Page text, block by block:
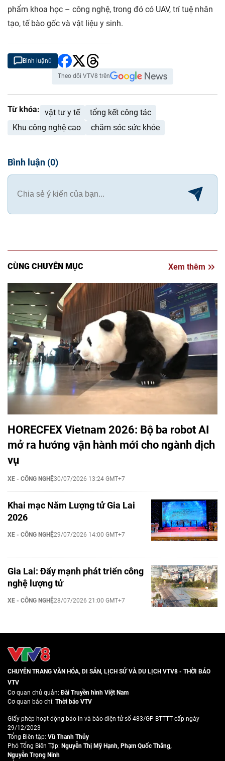
phẩm khoa học – công nghệ, trong đó có UAV, trí tuệ nhân
tạo, tế bào gốc và vật liệu y sinh.
Bình luận0
Theo dõi VTV8 trên
Từ khóa: vật tư y tế
tổng kết công tác
Khu công nghệ cao
chăm sóc sức khỏe
Bình luận (0)
CÙNG CHUYÊN MỤC Xem thêm
HORECFEX Vietnam 2026: Bộ ba robot AI
mở ra hướng vận hành mới cho ngành dịch
vụ
XE - CÔNG NGHỆ30/07/2026 13:24 GMT+7
Khai mạc Năm Lượng tử Gia Lai
2026
XE - CÔNG NGHỆ29/07/2026 14:00 GMT+7
Gia Lai: Đẩy mạnh phát triển công
nghệ lượng tử
XE - CÔNG NGHỆ28/07/2026 21:00 GMT+7
CHUYÊN TRANG VĂN HÓA, DI SẢN, LỊCH SỬ VÀ DU LỊCH VTV8 - THỜI BÁO
VTV
Cơ quan chủ quản:Đài Truyền hình Việt Nam
Cơ quan báo chí: Thời báo VTV
Giấy phép hoạt động báo in và báo điện tử số 483/GP-BTTTT cấp ngày
29/12/2023
Tổng Biên tập: Vũ Thanh Thủy
Phó Tổng Biên Tập: Nguyễn Thị Mỹ Hạnh, Phạm Quốc Thắng,
Nguyễn Trọng Ninh